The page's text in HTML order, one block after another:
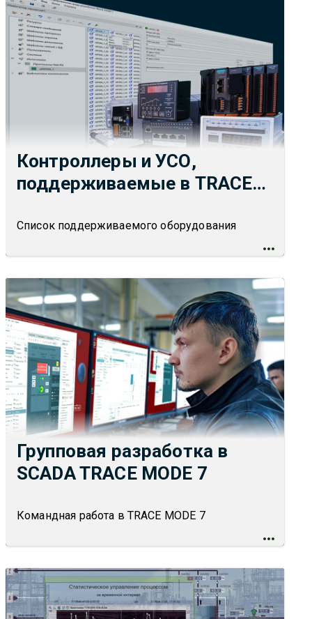
Контроллеры и УСО,
поддерживаемые в TRACE
Список поддерживаемого оборудования
Групповая разработка в
SCADA TRACE MODE 7
Командная работа в TRACE MODE 7